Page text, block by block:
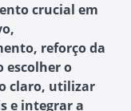
crucial em
reforço da
escolher o
claro, utilizar
e integrar a